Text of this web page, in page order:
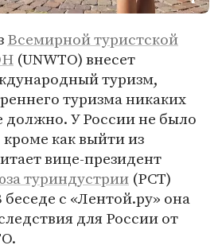
Всемирной туристской
(UNWTO) внесет
туризм,
туризма никаких
должно. У России не было
как выйти из
вице-президент
туриндустрии (РСТ)
беседе с «Лентой.ру» она
для России от